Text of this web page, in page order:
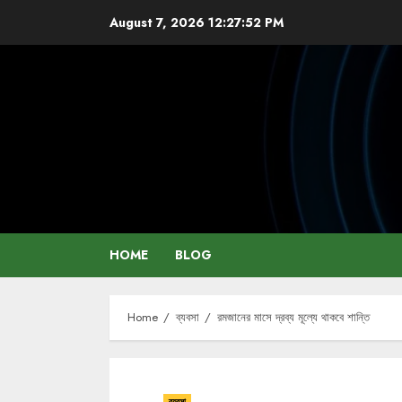
August 7, 2026 12:27:53 PM
HOME BLOG
Home ব্যবসা রমজানের মাসে দ্রব্য মূল্যে থাকবে শান্তি